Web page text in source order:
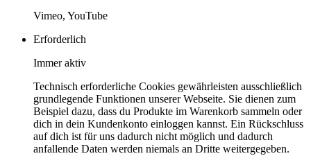
Vimeo, YouTube
Erforderlich
Immer aktiv
Technisch erforderliche Cookies gewährleisten ausschließlich
grundlegende Funktionen unserer Webseite. Sie dienen zum
Beispiel dazu, dass du Produkte im Warenkorb sammeln oder
dich in dein Kundenkonto einloggen kannst. Ein Rückschluss
auf dich ist für uns dadurch nicht möglich und dadurch
anfallende Daten werden niemals an Dritte weitergegeben.